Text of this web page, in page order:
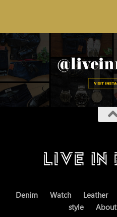
Denim Watch Leather
style
About